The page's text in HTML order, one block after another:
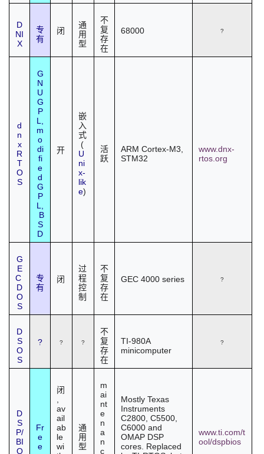
D
NI
X
专
有
闭
通
用
型
不
复
存
在
68000 ?
d
n
x
R
T
O
S
G
N
U
G
P
L
m
o
di
fi
e
d
G
P
L,
B
S
D
开
嵌
入
式
(
U
ni
x-
lik
e)
活
跃
ARM Cortex-M3,
STM32
www.dnx-
rtos.org
G
E
C
D
O
S
专
有
闭
过
程
控
制
不
复
存
在
GEC 4000 series ?
D
S
O
S
? ? ?
不
复
存
在
TI-980A
minicomputer
?
D
S
P/
BI
O
Fr
e
e
闭
av
ail
ab
le
wi
通
用
型
m
ai
nt
e
n
a
n
c
Mostly Texas
Instruments
C2800, C5500,
C6000 and
OMAP DSP
cores. Replaced
www.ti.com/t
ool/dspbios